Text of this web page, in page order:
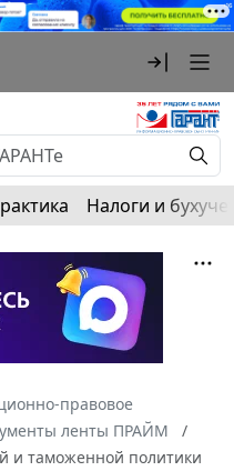
Налоги и
правовое
ленты ПРАЙМ
и таможенной политики